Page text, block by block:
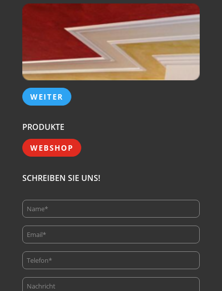
WEITER
PRODUKTE
WEBSHOP
SCHREIBEN SIE UNS!